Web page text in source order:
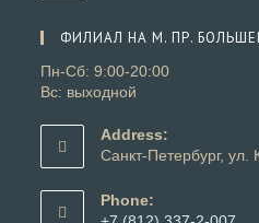
ФИЛИАЛ НА М. ПР.
Пн-Сб: 9:00-20:00
Вс: выходной
Address:
Санкт-Петербург, ул.
Phone: